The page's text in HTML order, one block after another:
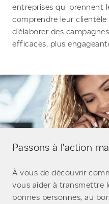
entreprises qui prennent
comprendre leur
d’élaborer des
efficaces, plus
Passons à l’action
À vous de découvrir
vous aider à transmettre
bonnes personnes, au